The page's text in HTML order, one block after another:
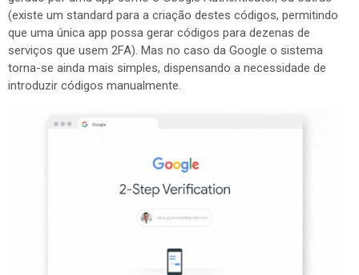
(existe um standard para a criação destes códigos, permitindo
que uma única app possa gerar códigos para dezenas de
serviços que usem 2FA). Mas no caso da Google o sistema
torna-se ainda mais simples, dispensando a necessidade de
introduzir códigos manualmente.